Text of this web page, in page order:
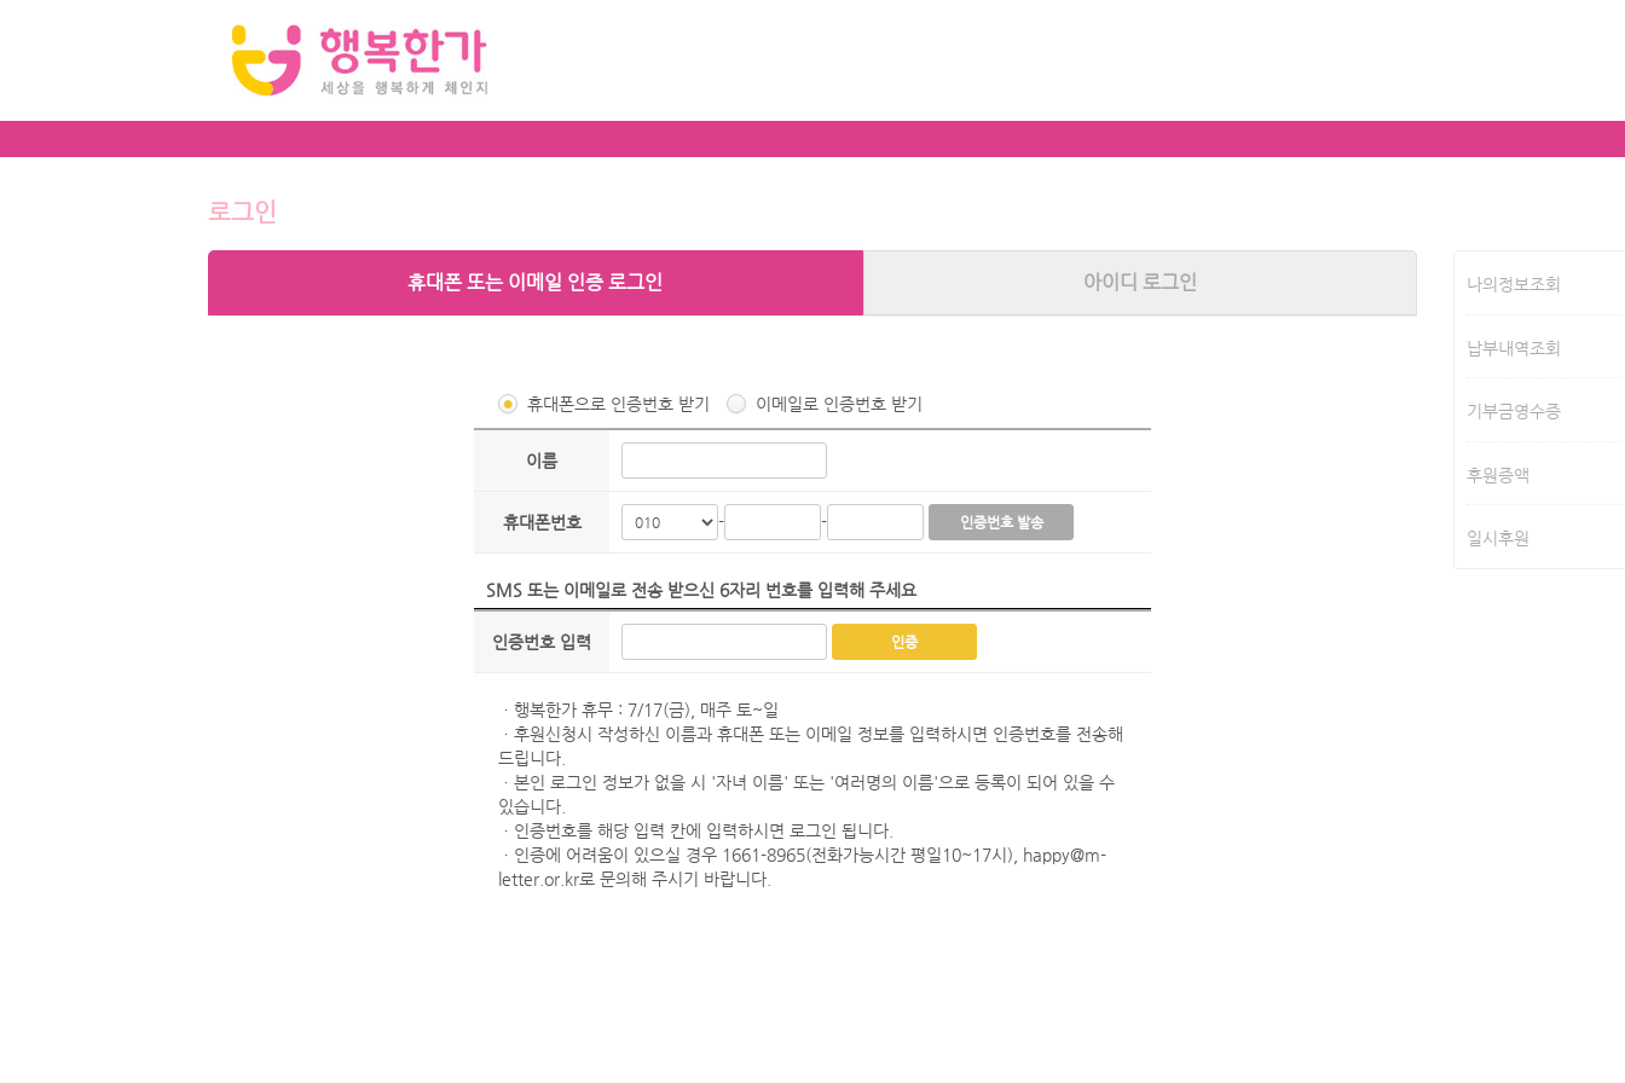
로그인
휴대폰 또는 이메일 인증 로그인 아이디 로그인 나의정보조회
납부내역조회
기부금영수증
후원증액
일시후원